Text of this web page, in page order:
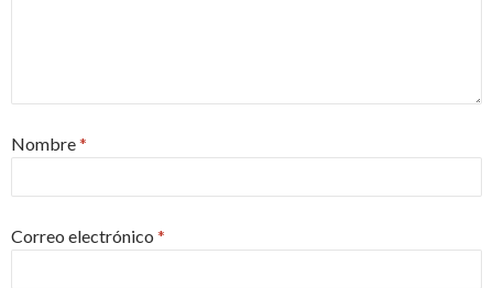
Nombre*
Correo electrónico *